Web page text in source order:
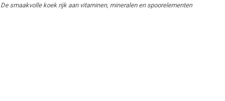
De smaakvolle koek rijk aan vitaminen, mineralen en spoorelementen